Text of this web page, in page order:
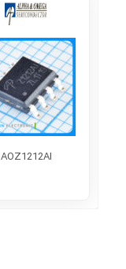
AOZ1212AI